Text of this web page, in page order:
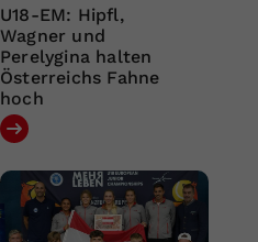
U18-EM: Hipfl,
Wagner und
Perelygina halten
Österreichs Fahne
hoch